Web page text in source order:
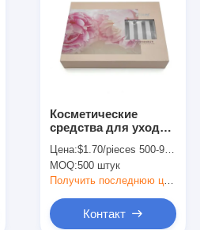
Косметические
средства для ухода
коробка Упаковка
Картонная магнитная
коробка с окном
Цена:$1.70/pieces 500-999 pieces
MOQ:500 штук
Контакт